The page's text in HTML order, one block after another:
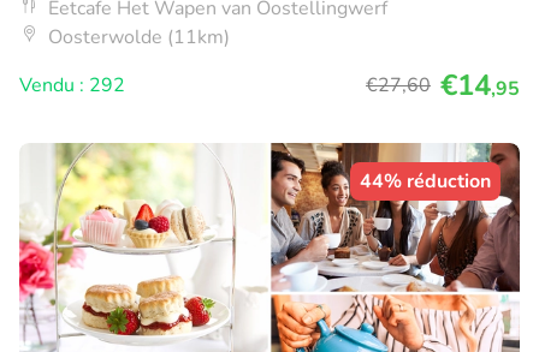
Eetcafe Het Wapen van Oostellingwerf
Oosterwolde (11km)
Vendu : 292
€27,60 €14,95
44% réduction